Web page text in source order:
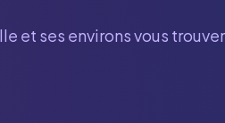
et ses environs vous